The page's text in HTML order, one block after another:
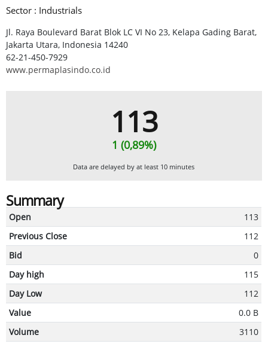
Sector : Industrials
Jl. Raya Boulevard Barat Blok LC VI No 23, Kelapa Gading Barat,
Jakarta Utara, Indonesia 14240
62-21-450-7929
www.permaplasindo.co.id
113
1 (0,89%)
Data are delayed by at least 10 minutes
Summary
Open
113
Previous Close
112
Bid
0
Day high
115
Day Low
112
Value
0.0 B
Volume
3110